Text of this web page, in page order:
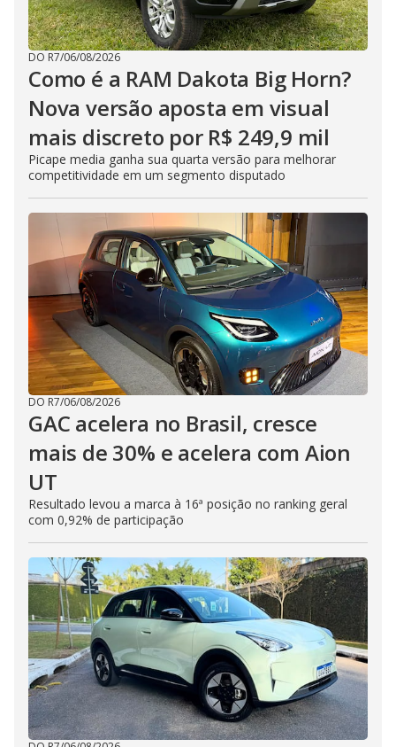
DO R7/06/08/2026
Como é a RAM Dakota Big Horn?
Nova versão aposta em visual
mais discreto por R$ 249,9 mil
Picape media ganha sua quarta versão para melhorar
competitividade em um segmento disputado
DO R7/06/08/2026
GAC acelera no Brasil, cresce
mais de 30% e acelera com Aion
UT
Resultado levou a marca à 16ª posição no ranking geral
com 0,92% de participação